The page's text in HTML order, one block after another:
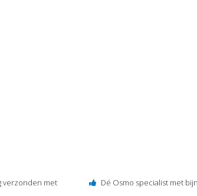
verzonden met
Dé Osmo specialist met